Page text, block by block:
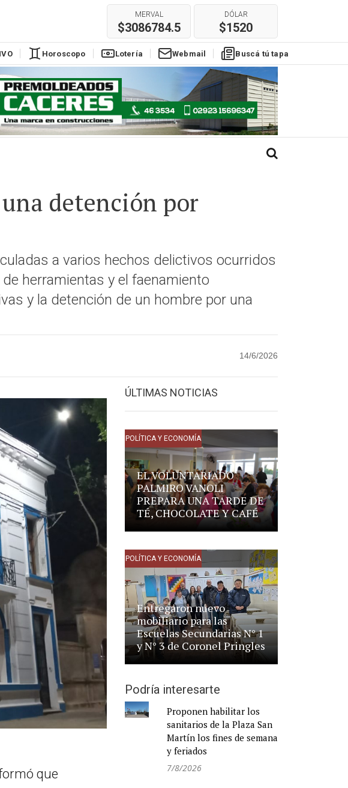
REAL
$304
EURO
$1780
Horoscopo Lotería Webmail Buscá tú tapa
detención por
a varios hechos delictivos ocurridos
herramientas y el faenamiento
y la detención de un hombre por una
14/6/2026
que
ÚLTIMAS NOTICIAS
POLÍTICA Y ECONOMÍA
EL VOLUNTARIADO
PALMIRO VANOLI
PREPARA UNA TARDE DE
TÉ, CHOCOLATE Y CAFÉ
POLÍTICA Y ECONOMÍA
Entregaron nuevo
mobiliario para las
Escuelas Secundarias N° 1
y N° 3 de Coronel Pringles
Podría interesarte
Proponen habilitar los
sanitarios de la Plaza San
Martín los fines de semana
y feriados
7/8/2026